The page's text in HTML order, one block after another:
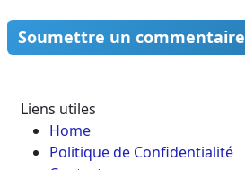
Soumettre un commentaire
Liens utiles
Home
Politique de Confidentialité